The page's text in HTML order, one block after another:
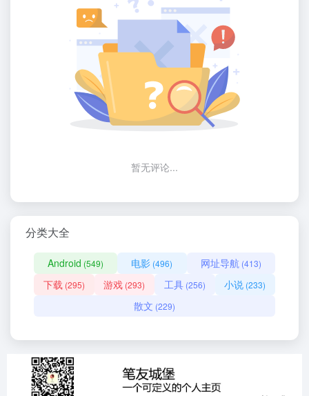
暂无评论...
分类大全
Android (549) 电影 (496) 网址导航 (413)
下载 (295) 游戏 (293) 工具(256) 小说 (233)
散文 (229)